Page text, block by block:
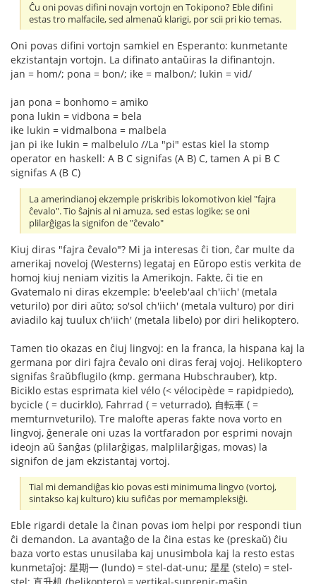
Ĉu oni povas difini novajn vortojn en Tokipono? Eble difini
estas tro malfacile, sed almenaŭ klarigi, por scii pri kio temas.
Oni povas difini vortojn samkiel en Esperanto: kunmetante
ekzistantajn vortojn. La difinato antaŭiras la difinantojn.
jan = hom/; pona = bon/; ike = malbon/; lukin = vid/
jan pona = bonhomo = amiko
pona lukin = vidbona = bela
ike lukin = vidmalbona = malbela
jan pi ike lukin = malbelulo //La "pi" estas kiel la stomp
operator en haskell: A B C signifas (A B) C, tamen A pi B C
signifas A (B C)
La amerindianoj ekzemple priskribis lokomotivon kiel "fajra
ĉevalo". Tio ŝajnis al ni amuza, sed estas logike; se oni
plilarĝigas la signifon de "ĉevalo"
Kiuj diras "fajra ĉevalo"? Mi ja interesas ĉi tion, ĉar multe da
amerikaj noveloj (Westerns) legataj en Eŭropo estis verkita de
homoj kiuj neniam vizitis la Amerikojn. Fakte, ĉi tie en
Gvatemalo ni diras ekzemple: b'eeleb'aal ch'iich' (metala
veturilo) por diri aŭto; so'sol ch'iich' (metala vulturo) por diri
aviadilo kaj tuulux ch'iich' (metala libelo) por diri helikoptero.
Tamen tio okazas en ĉiuj lingvoj: en la franca, la hispana kaj la
germana por diri fajra ĉevalo oni diras feraj vojoj. Helikoptero
signifas ŝraŭbflugilo (kmp. germana Hubschrauber), ktp.
Biciklo estas esprimata kiel vélo (< vélocipède = rapidpiedo),
bycicle ( = ducirklo), Fahrrad ( = veturrado), 自転車 ( =
memturnveturilo). Tre malofte aperas fakte nova vorto en
lingvoj, ĝenerale oni uzas la vortfaradon por esprimi novajn
ideojn aŭ ŝanĝas (plilarĝigas, malplilarĝigas, movas) la
signifon de jam ekzistantaj vortoj.
Tial mi demandiĝas kio povas esti minimuma lingvo (vortoj,
sintakso kaj kulturo) kiu sufiĉas por memampleksiĝi.
Eble rigardi detale la ĉinan povas iom helpi por respondi tiun
ĉi demandon. La avantaĝo de la ĉina estas ke (preskaŭ) ĉiu
baza vorto estas unusilaba kaj unusimbola kaj la resto estas
kunmetaĵoj: 星期一 (lundo) = stel-dat-unu; 星星 (stelo) = stel-